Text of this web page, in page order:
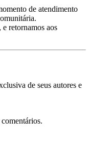
de atendimento
retornamos aos
de seus autores e